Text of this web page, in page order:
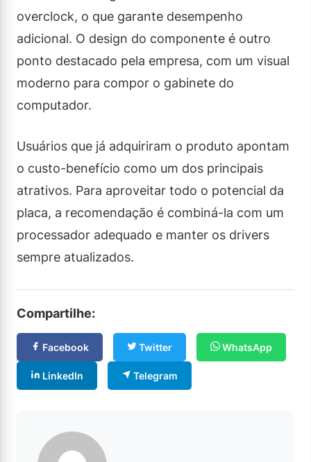
overclock, o que garante desempenho
adicional. O design do componente é outro
ponto destacado pela empresa, com um visual
moderno para compor o gabinete do
computador.
Usuários que já adquiriram o produto apontam
o custo-benefício como um dos principais
atrativos. Para aproveitar todo o potencial da
placa, a recomendação é combiná-la com um
processador adequado e manter os drivers
sempre atualizados.
Compartilhe:
Facebook Twitter WhatsApp
LinkedIn Telegram